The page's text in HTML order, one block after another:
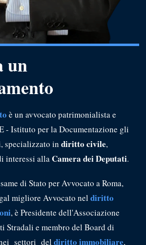
un
è un avvocato patrimonialista e
- Istituto per la Documentazione gli
specializzato in diritto civile,
interessi allaCamera dei Deputati.
di Stato per Avvocato a Roma,
migliore Avvocato neldiritto
, è Presidente dell'Associazione
Stradali e membro del Board di
settori deldiritto immobiliare,